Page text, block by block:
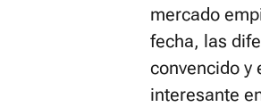
mercado
fecha, las
convencido y
interesante